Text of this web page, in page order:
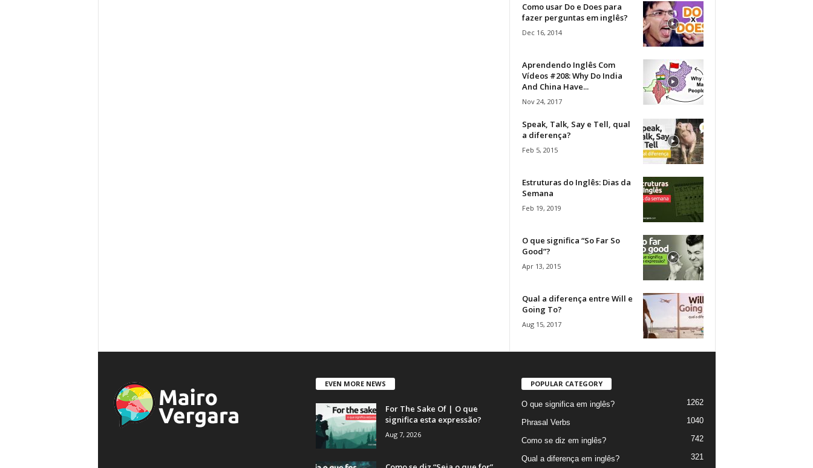
Como usar Do e Does para
fazer perguntas em inglês?
Dec 16, 2014
Aprendendo Inglês Com
Vídeos #208: Why Do India
And China Have...
Nov 24, 2017
Speak, Talk, Say e Tell, qual
a diferença?
Feb 5, 2015
Estruturas do Inglês: Dias da
Semana
Feb 19, 2019
O que significa “So Far So
Good”?
Apr 13, 2015
Qual a diferença entre Will e
Going To?
Aug 15, 2017
EVEN MORE NEWS
For The Sake Of | O que
significa esta expressão?
Aug 7, 2026
POPULAR CATEGORY
O que significa em inglês? 1262
Phrasal Verbs 1040
Como se diz em inglês? 742
Qual a diferença em inglês? 321